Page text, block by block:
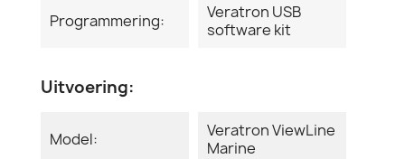
Programmering:
Veratron USB
software kit
Uitvoering:
Model:
Veratron ViewLine
Marine